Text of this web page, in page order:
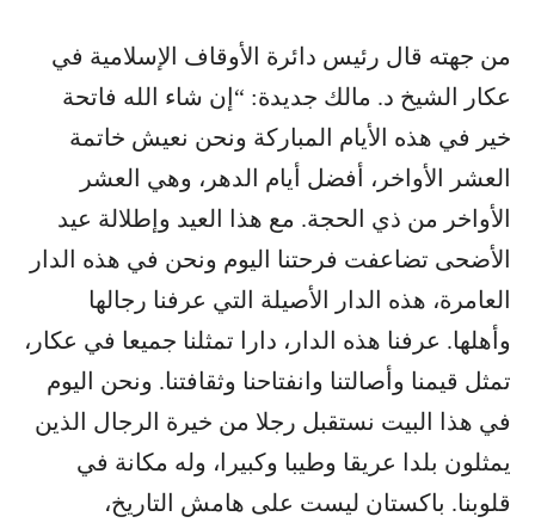
من جهته قال رئيس دائرة الأوقاف الإسلامية في
عكار الشيخ د. مالك جديدة: “إن شاء الله فاتحة
خير في هذه الأيام المباركة ونحن نعيش خاتمة
العشر الأواخر، أفضل أيام الدهر، وهي العشر
الأواخر من ذي الحجة. مع هذا العيد وإطلالة عيد
الأضحى تضاعفت فرحتنا اليوم ونحن في هذه الدار
العامرة، هذه الدار الأصيلة التي عرفنا رجالها
وأهلها. عرفنا هذه الدار، دارا تمثلنا جميعا في عكار،
تمثل قيمنا وأصالتنا وانفتاحنا وثقافتنا. ونحن اليوم
في هذا البيت نستقبل رجلا من خيرة الرجال الذين
يمثلون بلدا عريقا وطيبا وكبيرا، وله مكانة في
قلوبنا. باكستان ليست على هامش التاريخ،